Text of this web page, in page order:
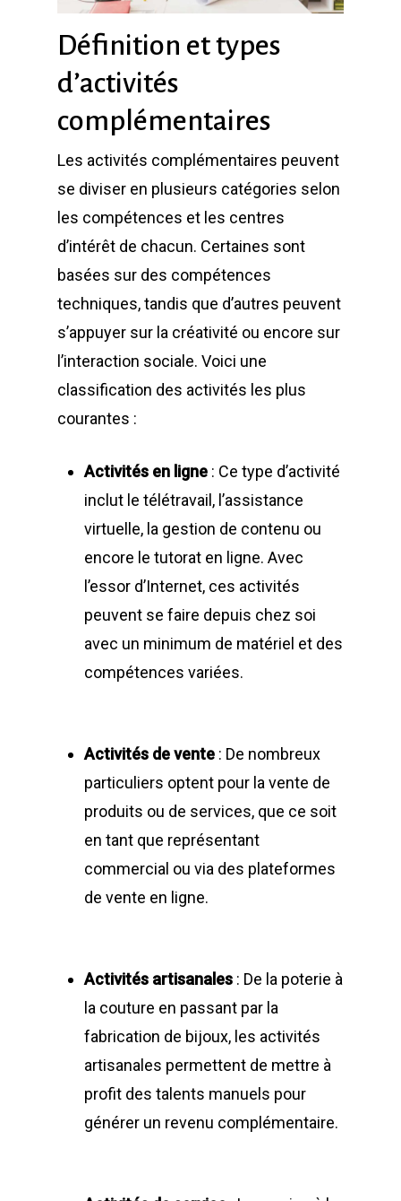
Définition et types
d’activités
complémentaires
Les activités complémentaires peuvent
se diviser en plusieurs catégories selon
les compétences et les centres
d’intérêt de chacun. Certaines sont
basées sur des compétences
techniques, tandis que d’autres peuvent
s’appuyer sur la créativité ou encore sur
l’interaction sociale. Voici une
classification des activités les plus
courantes :
Activités en ligne : Ce type d’activité
inclut le télétravail, l’assistance
virtuelle, la gestion de contenu ou
encore le tutorat en ligne. Avec
l’essor d’Internet, ces activités
peuvent se faire depuis chez soi
avec un minimum de matériel et des
compétences variées.
Activités de vente : De nombreux
particuliers optent pour la vente de
produits ou de services, que ce soit
en tant que représentant
commercial ou via des plateformes
de vente en ligne.
Activités artisanales : De la poterie à
la couture en passant par la
fabrication de bijoux, les activités
artisanales permettent de mettre à
profit des talents manuels pour
générer un revenu complémentaire.